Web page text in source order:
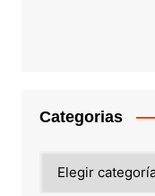
Categorias